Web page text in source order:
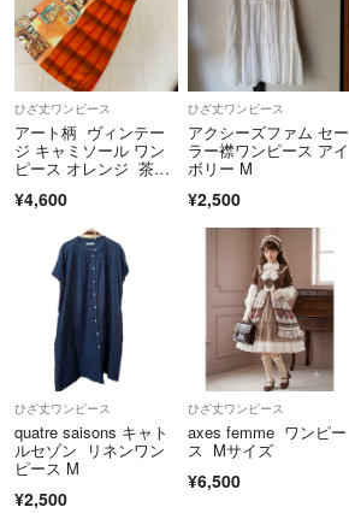
ひざ丈ワンピース
アート柄 ヴィンテー
ジ キャミソール ワン
ピース オレンジ 茶
¥4,600
ひざ丈ワンピース
アクシーズファム セー
ラー襟ワンピース アイ
ボリー M
¥2,500
ひざ丈ワンピース
quatre saisons キャト
ルセゾン リネンワン
ピース M
¥2,500
ひざ丈ワンピース
axes femme ワンピー
ス Mサイズ
¥6,500